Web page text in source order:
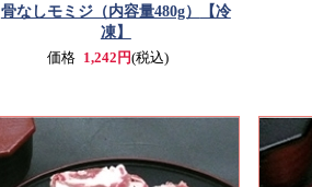
骨なしモミジ（内容量480g）
【冷
凍】
価格 1,242円(税込)